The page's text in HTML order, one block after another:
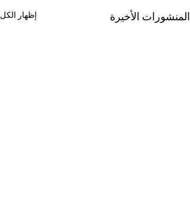
المنشورات الأخيرة إظهار الكل